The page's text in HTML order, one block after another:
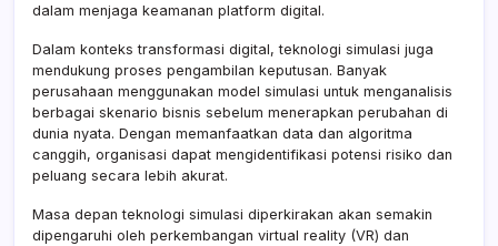
dalam menjaga keamanan platform digital.
Dalam konteks transformasi digital, teknologi simulasi juga
mendukung proses pengambilan keputusan. Banyak
perusahaan menggunakan model simulasi untuk menganalisis
berbagai skenario bisnis sebelum menerapkan perubahan di
dunia nyata. Dengan memanfaatkan data dan algoritma
canggih, organisasi dapat mengidentifikasi potensi risiko dan
peluang secara lebih akurat.
Masa depan teknologi simulasi diperkirakan akan semakin
dipengaruhi oleh perkembangan virtual reality (VR) dan